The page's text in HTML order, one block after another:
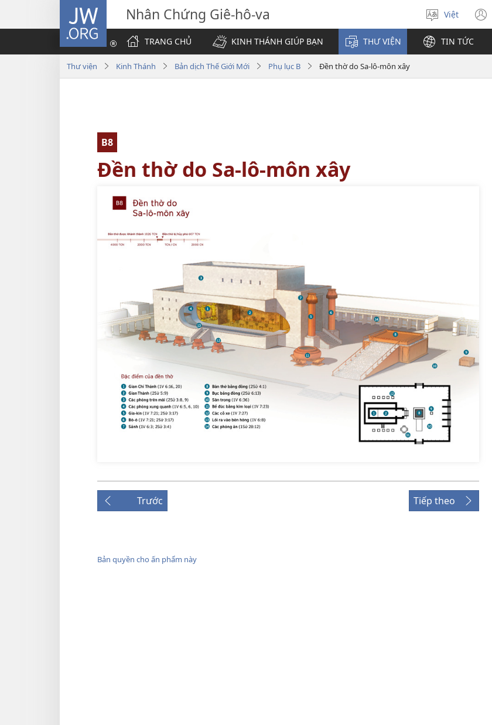
JW.ORG Nhân Chứng Giê-hô-va
Chọn
ngôn
ngữ
Việt
TRANG CHỦ
KINH THÁNH GIÚP BẠN THƯ VIỆN TIN TỨC
Thư viện Kinh Thánh Bản dịch Thế Giới Mới Phụ lục B Đền thờ do Sa-lô-môn xây
B8
Đền thờ do Sa-lô-môn xây
Trước Tiếp theo
Bản quyền cho ấn phẩm này